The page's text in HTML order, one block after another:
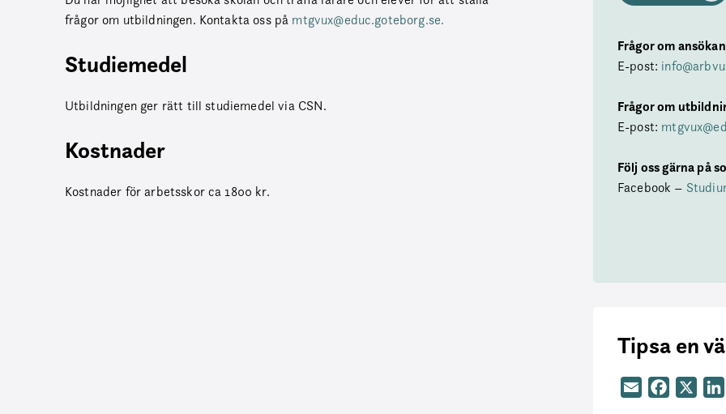
frågor om utbildningen. Kontakta oss på mtgvux@educ.goteborg.se.
Studiemedel
Utbildningen ger rätt till studiemedel via CSN.
Kostnader
Kostnader för arbetsskor ca 1800 kr.
Frågor om
E-post:
Frågor om
E-post:
Följ oss gärna på
Facebook –
Tipsa en
Email Facebook